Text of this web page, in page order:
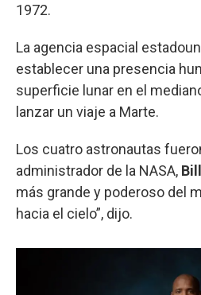
1972.
La agencia espacial
establecer una presencia
superficie lunar en el
lanzar un viaje a Marte.
Los cuatro astronautas
administrador de la NASA,
más grande y poderoso del
hacia el cielo”, dijo.